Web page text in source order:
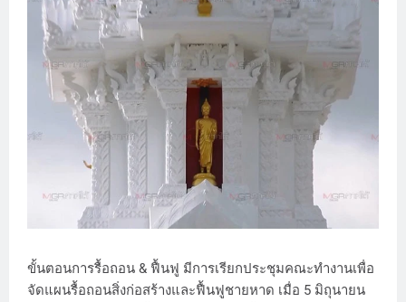
ขั้นตอนการรื้อถอน & ฟื้นฟู มีการเรียกประชุมคณะทำงานเพื่อ
จัดแผนรื้อถอนสิ่งก่อสร้างและฟื้นฟูชายหาด เมื่อ 5 มิถุนายน